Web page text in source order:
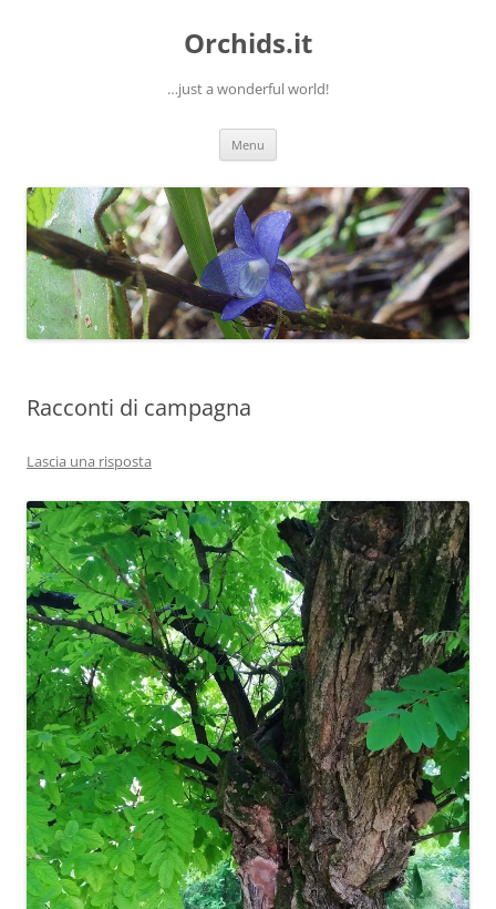
Orchids.it
…just a wonderful world!
Menu
Racconti di campagna
Lascia una risposta